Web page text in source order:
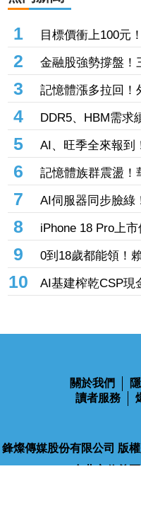
1
目標價衝上100元
DRAM大漲45%＋
2
金融股強勢撐盤！
張 投8.54億元連
3
記憶體漲多拉回
賣華邦電2天捲102
4
DDR5、HBM需求
9.13元 董座：搶
5
AI、旺季全來報到
53萬張成寵兒 「
也獲青睞
6
記憶體族群震盪
點名「這2檔」多
7
AI伺服器同步臉
投信連砍緯創2刀
8
iPhone 18 Pro上
片卡封裝「躺在
9
0到18歲都能領！
長津貼 婚、產假
10
AI基建榨乾CSP現
擊
關於我們
讀者服務
鋒燦傳媒股份有限公司 版